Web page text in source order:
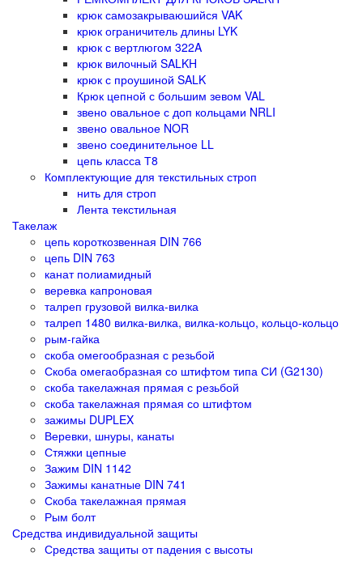
крюк самозакрываюшийся VAK
крюк ограничитель длины LYK
крюк с вертлюгом 322A
крюк вилочный SALKH
крюк с проушиной SALK
Крюк цепной с большим зевом VAL
звено овальное с доп кольцами NRLI
звено овальное NOR
звено соединительное LL
цепь класса Т8
Комплектующие для текстильных строп
нить для строп
Лента текстильная
Такелаж
цепь короткозвенная DIN 766
цепь DIN 763
канат полиамидный
веревка капроновая
талреп грузовой вилка-вилка
талреп 1480 вилка-вилка, вилка-кольцо, кольцо-кольцо
рым-гайка
скоба омегообразная с резьбой
Скоба омегаобразная со штифтом типа СИ (G2130)
скоба такелажная прямая с резьбой
скоба такелажная прямая со штифтом
зажимы DUPLEX
Веревки, шнуры, канаты
Стяжки цепные
Зажим DIN 1142
Зажимы канатные DIN 741
Скоба такелажная прямая
Рым болт
Средства индивидуальной защиты
Средства защиты от падения с высоты